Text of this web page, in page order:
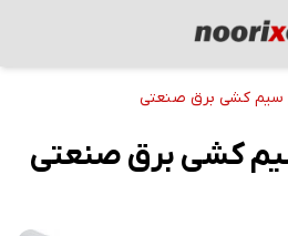
سیم کشی برق صنعتی
کشی برق صنعتی